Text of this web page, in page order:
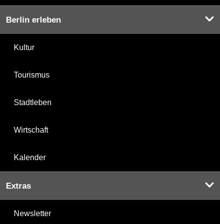
Berlin erleben
Kultur
Tourismus
Stadtleben
Wirtschaft
Kalender
Extras
Newsletter